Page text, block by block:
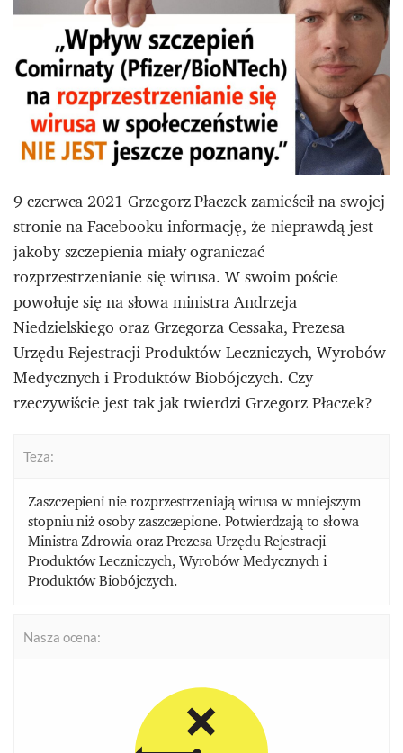
9 czerwca 2021 Grzegorz Płaczek zamieścił na swojej
stronie na Facebooku informację, że nieprawdą jest
jakoby szczepienia miały ograniczać
rozprzestrzenianie się wirusa. W swoim poście
powołuje się na słowa ministra Andrzeja
Niedzielskiego oraz Grzegorza Cessaka, Prezesa
Urzędu Rejestracji Produktów Leczniczych, Wyrobów
Medycznych i Produktów Biobójczych. Czy
rzeczywiście jest tak jak twierdzi Grzegorz Płaczek?
Teza:
Zaszczepieni nie rozprzestrzeniają wirusa w mniejszym
stopniu niż osoby zaszczepione. Potwierdzają to słowa
Ministra Zdrowia oraz Prezesa Urzędu Rejestracji
Produktów Leczniczych, Wyrobów Medycznych i
Produktów Biobójczych.
Nasza ocena: